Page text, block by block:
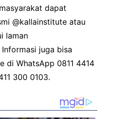
dapat
@kallainstitute atau
laman
Informasi juga bisa
di WhatsApp 0811 4414
300 0103.